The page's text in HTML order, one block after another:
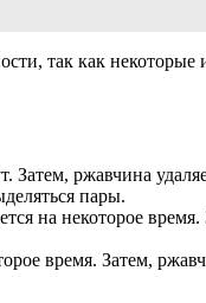
так как
Затем, ржавчина
пары.
на некоторое
время. Затем,